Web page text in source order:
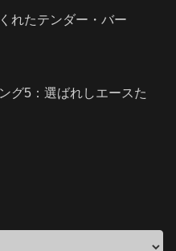
れたテンダー・バー
グ5：選ばれしエースた